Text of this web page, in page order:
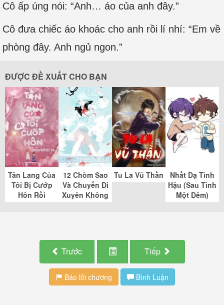
Cô ấp úng nói: “Anh… áo của anh đây.”
Cô đưa chiếc áo khoác cho anh rồi lí nhí: “Em về
phòng đây. Anh ngủ ngon.”
ĐƯỢC ĐỀ XUẤT CHO BẠN
Tân Lang Của
Tôi Bị Cướp
Hôn Rồi
12 Chòm Sao
Và Chuyến Đi
Xuyên Không
Tu La Vũ Thần
Nhất Dạ Tình
Hậu (Sau Tình
Một Đêm)
Trước Tiếp
Báo lỗi chương Bình Luận